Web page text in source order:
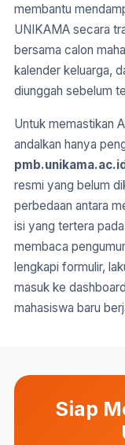
membantu
UNIKAMA secara
bersama calon
kalender keluarga,
diunggah sebelum
Untuk memastikan
andalkan hanya
resmi yang belum
perbedaan antara
isi yang tertera
membaca
lengkapi formulir,
masuk ke
mahasiswa baru
Siap